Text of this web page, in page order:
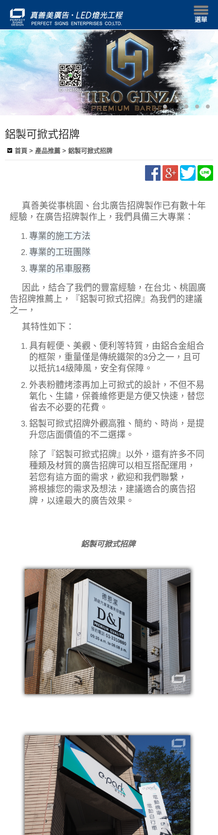
鋁製可掀式招牌
首頁 > 產品推薦 > 鋁製可掀式招牌
真善美從事桃園、台北廣告招牌製作已有數十年
經驗，在廣告招牌製作上，我們具備三大專業：
專業的施工方法
專業的工班團隊
專業的吊車服務
因此，結合了我們的豐富經驗，在台北、桃園廣
告招牌推薦上，『鋁製可掀式招牌』為我們的建議
之一，
其特性如下：
具有輕便、美觀、便利等特質，由鋁合金組合
的框架，重量僅是傳統鐵架的3分之一，且可
以抵抗14級陣風，安全有保障。
外表粉體烤漆再加上可掀式的設計，不但不易
氧化、生鏽，保養維修更是方便又快速，替您
省去不必要的花費。
鋁製可掀式招牌外觀高雅、簡約、時尚，是提
升您店面價值的不二選擇。
除了『鋁製可掀式招牌』以外， 還有許多不同
種類及材質的廣告招牌可以相互搭配運用，
若您有這方面的需求，歡迎和我們聯繫，
將根據您的需求及想法，建議適合的廣告招
牌，以達最大的廣告效果。
鋁製可掀式招牌